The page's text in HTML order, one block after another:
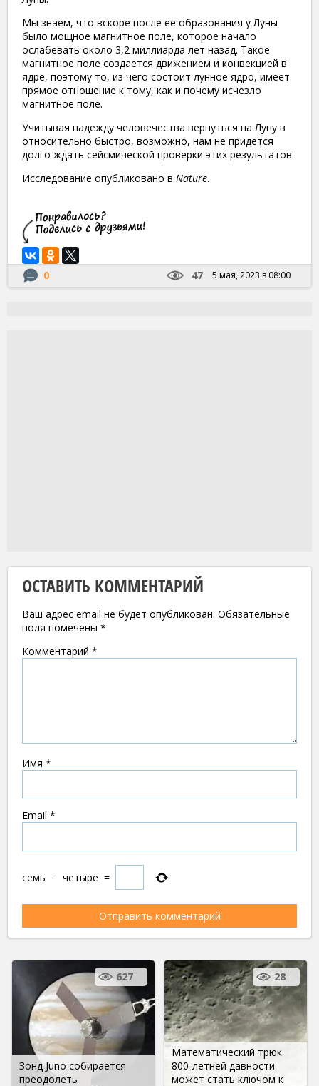
Мы знаем, что вскоре после ее образования у Луны
было мощное магнитное поле, которое начало
ослабевать около 3,2 миллиарда лет назад. Такое
магнитное поле создается движением и конвекцией в
ядре, поэтому то, из чего состоит лунное ядро, имеет
прямое отношение к тому, как и почему исчезло
магнитное поле.
Учитывая надежду человечества вернуться на Луну в
относительно быстро, возможно, нам не придется
долго ждать сейсмической проверки этих результатов.
Исследование опубликовано в Nature.
0 47 5 мая, 2023 в 08:00
ОСТАВИТЬ КОММЕНТАРИЙ
Ваш адрес email не будет опубликован. Обязательные
поля помечены *
Комментарий *
Имя *
Email *
семь − четыре =
Зонд Juno собирается
преодолеть
627
Математический трюк
800-летней давности
может стать ключом к
28